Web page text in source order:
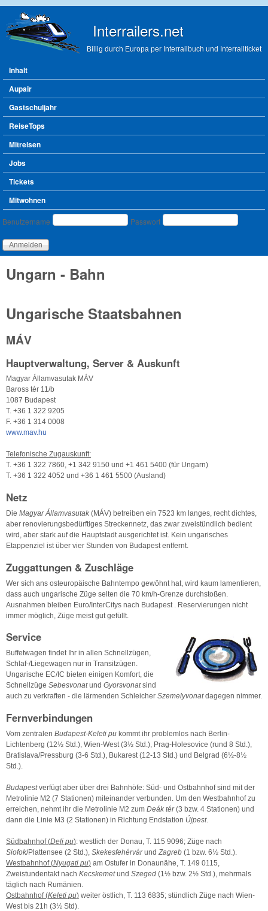
Interrailers.net
Billig durch Europa per Interrailbuch und Interrailticket
Hauptmenü
Inhalt
Aupair
Gastschuljahr
ReiseTops
Mitreisen
Jobs
Tickets
Mitwohnen
Benutzeranmeldung
Benutzername Passwort
Ungarn - Bahn
Ungarische Staatsbahnen
MÁV
Hauptverwaltung, Server & Auskunft
Magyar Államvasutak MÁV
Baross tér 11/b
1087 Budapest
T. +36 1 322 9205
F. +36 1 314 0008
www.mav.hu
Telefonische Zugauskunft:
T. +36 1 322 7860, +1 342 9150 und +1 461 5400 (für Ungarn)
T. +36 1 322 4052 und +36 1 461 5500 (Ausland)
Netz
Die Magyar Államvasutak (MÁV) betreiben ein 7523 km langes, recht dichtes,
aber renovierungsbedürftiges Streckennetz, das zwar zweistündlich bedient
wird, aber stark auf die Hauptstadt ausgerichtet ist. Kein ungarisches
Etappenziel ist über vier Stunden von Budapest entfernt.
Zuggattungen & Zuschläge
Wer sich ans osteuropäische Bahntempo gewöhnt hat, wird kaum lamentieren,
dass auch ungarische Züge selten die 70 km/h-Grenze durchstoßen.
Ausnahmen bleiben Euro/InterCitys nach Budapest . Reservierungen nicht
immer möglich, Züge meist gut gefüllt.
Service
Buffetwagen findet Ihr in allen Schnellzügen,
Schlaf-/Liegewagen nur in Transitzügen.
Ungarische EC/IC bieten einigen Komfort, die
Schnellzüge Sebesvonatund Gyorsvonatsind
auch zu verkraften - die lärmenden Schleicher Szemelyvonatdagegen nimmer.
Fernverbindungen
Vom zentralen Budapest-Keleti pu kommt ihr problemlos nach Berlin-
Lichtenberg (12½ Std.), Wien-West (3½ Std.), Prag-Holesovice (rund 8 Std.),
Bratislava/Pressburg (3-6 Std.), Bukarest (12-13 Std.) und Belgrad (6½-8½
Std.).
Budapestverfügt aber über drei Bahnhöfe: Süd- und Ostbahnhof sind mit der
Metrolinie M2 (7 Stationen) miteinander verbunden. Um den Westbahnhof zu
erreichen, nehmt ihr die Metrolinie M2 zum Deák tér(3 bzw. 4 Stationen) und
dann die Linie M3 (2 Stationen) in Richtung Endstation Újpest.
Südbahnhof (Deli pu): westlich der Donau, T. 115 9096; Züge nach
Siofok/Plattensee (2 Std.), Skekesfehérvárund Zagreb (1 bzw. 6½ Std.).
Westbahnhof (Nyugati pu) am Ostufer in Donaunähe, T. 149 0115,
Zweistundentakt nach Kecskemetund Szeged (1½ bzw. 2½ Std.), mehrmals
täglich nach Rumänien.
Ostbahnhof (Keleti pu) weiter östlich, T. 113 6835; stündlich Züge nach Wien-
West bis 21h (3½ Std).